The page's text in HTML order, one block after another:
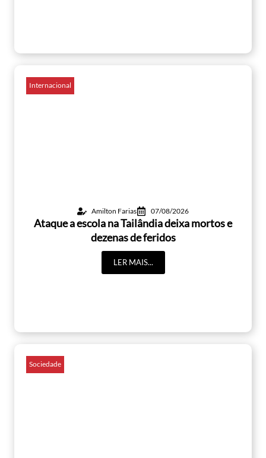
Internacional
Amilton Farias 07/08/2026
Ataque a escola na Tailândia deixa mortos e
dezenas de feridos
LER MAIS...
Sociedade